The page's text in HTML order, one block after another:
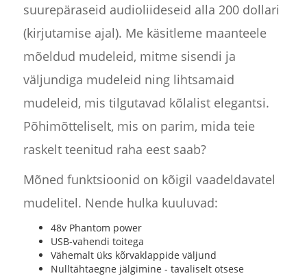
suurepäraseid audioliideseid alla 200 dollari
(kirjutamise ajal). Me käsitleme maanteele
mõeldud mudeleid, mitme sisendi ja
väljundiga mudeleid ning lihtsamaid
mudeleid, mis tilgutavad kõlalist elegantsi.
Põhimõtteliselt, mis on parim, mida teie
raskelt teenitud raha eest saab?
Mõned funktsioonid on kõigil vaadeldavatel
mudelitel. Nende hulka kuuluvad:
48v Phantom power
USB-vahendi toitega
Vähemalt üks kõrvaklappide väljund
Nulltähtaegne jälgimine - tavaliselt otsese